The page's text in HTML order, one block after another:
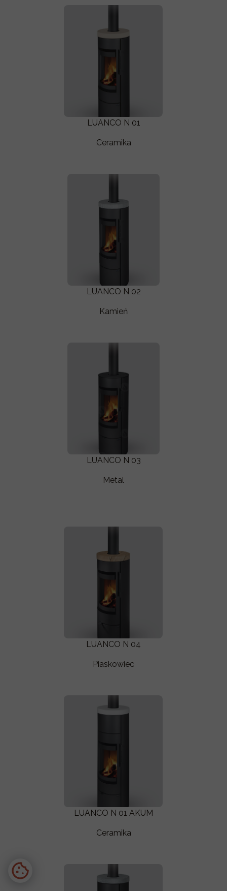
LUANCO N 03
Metal
LUANCO N 02
Kamień
LUANCO N 01
Ceramika
LUANCO N 04
Piaskowiec
LUANCO N 01 AKUM
Ceramika